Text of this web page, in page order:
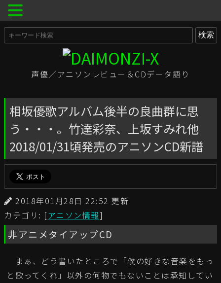
声優／アニソンレビュー＆CDデータ語り
相坂優歌アルバム後半の良曲群に思
う・・・。竹達彩奈、上坂すみれ他
2018/01/31頃発売のアニソンCD新譜
2018年01月28日 22:52 更新
カテゴリ: [アニソン情報]
非アニメタイアップCD
まぁ、どう書いたところで「僕の好きな音楽をもっ
と歌ってくれ」以外の何物でもないことは承知してい